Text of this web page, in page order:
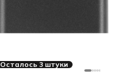
Осталось 3 штуки